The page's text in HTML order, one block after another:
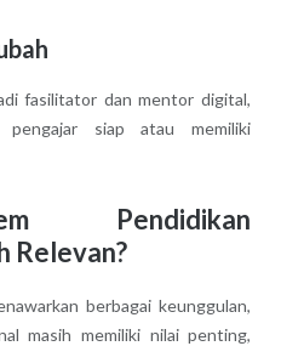
fasilitator dan mentor digital,
siap atau memiliki
Pendidikan
Relevan?
berbagai keunggulan,
masih memiliki nilai penting,